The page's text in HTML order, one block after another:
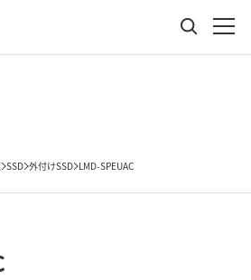
SSD 外付けSSD LMD-SPEUAC